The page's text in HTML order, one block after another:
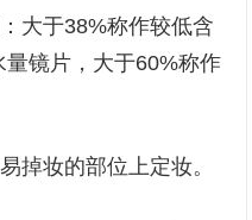
大于38%称作较低含
镜片，大于60%称作
掉妆的部位上定妆。